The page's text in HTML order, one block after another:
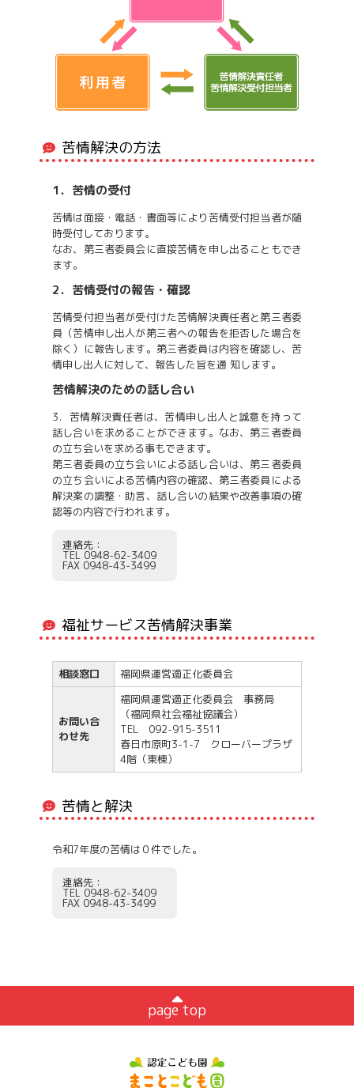
苦情解決の方法
1．苦情の受付
苦情は面接・電話・書面等により苦情受付担当者が随
時受付しております。
なお、第三者委員会に直接苦情を申し出ることもでき
ます。
2．苦情受付の報告・確認
苦情受付担当者が受付けた苦情解決責任者と第三者委
員（苦情申し出人が第三者への報告を拒否した場合を
除く）に報告します。第三者委員は内容を確認し、苦
情申し出人に対して、報告した旨を通 知します。
苦情解決のための話し合い
3．苦情解決責任者は、苦情申し出人と誠意を持って
話し合いを求めることができます。なお、第三者委員
の立ち会いを求める事もできます。
第三者委員の立ち会いによる話し合いは、第三者委員
の立ち会いによる苦情内容の確認、第三者委員による
解決案の調整・助言、話し合いの結果や改善事項の確
認等の内容で行われます。
連絡先：
TEL 0948-62-3409
FAX 0948-43-3499
福祉サービス苦情解決事業
相談窓口 福岡県運営適正化委員会
お問い合
わせ先
福岡県運営適正化委員会 事務局
（福岡県社会福祉協議会）
TEL 092-915-3511
春日市原町3-1-7 クローバープラザ
4階（東棟）
苦情と解決
令和7年度の苦情は０件でした。
連絡先：
TEL 0948-62-3409
FAX 0948-43-3499
page top